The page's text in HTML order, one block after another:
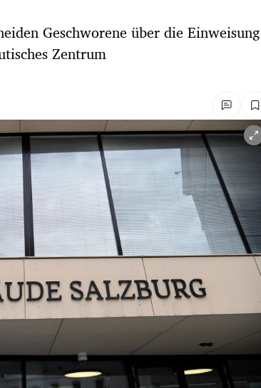
Geschworene über die Einweisung
Zentrum